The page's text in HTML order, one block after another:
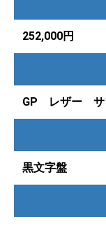
252,000円
GP レザー サ
黒文字盤